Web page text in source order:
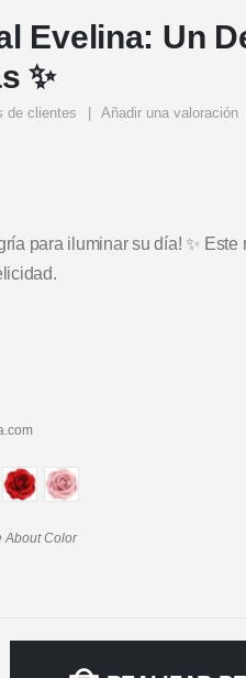
Evelina: Un
✨
de clientes Añadir una valoración
para iluminar su día! ✨
AboutColor